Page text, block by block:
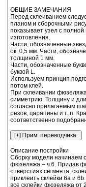
ОБЩИЕ ЗАМЕЧАНИЯ
Перед склеиванием
планом и сборочными
показывает узел с
изготовления.
Части, обозначенные
ок. 0,5 мм. Части,
толщиной 1 мм.
Части, обозначенные
буквой L.
Используем принцип
потом клей.
При склеивании
симметрию. Толщину и
согласно прилагаемым
резов, царапины и т. п.
соответственно
Описание постройки
Сборку модели начинаем с постройки мреднего (бомбового) сегмента фюзеляжа – ч.6. Придав форму и разместив концовки шпангоутов 6с в отверстиях сегмента, склеить его согласно рисунку 1. Изнутри приклеить склейки 6а и 6b. ВНИМАНИЕ!!! После того, как вырезали, все склейки фюзеляжа от 2а до 9а и 9b обозначить симметричной непрерывной линией с оборотной (без печати) стороны согласно рис.2. Закрыть сегмент шпангоутами 6d и 6e. Снизу склеенного сегмента разрезать обшивку в указанном месте, и слегка надрезая, отогнуть. Через отверстие шпангоута 6е вставить внутрь сегмента и приклеить над концовками шпангоута 6с перпендикулярно к оси шпангоутов 6d и 6e. Изнутри приклеить к обшивке сегмента и части 6f. Заклеить отверстие шпангоута 6е частью 6h согласно рис.4. Соединенные склейкой 5а сегменты 4 и 5 приклеить к сегменту 6. В месте соединения сегментов 4 и 5вклеить шпангоут 5b. ВНИМАНИЕ!!! Перед тем, как наклеивать на шпангоуты от 2b до 5b, проделать соответствующие разрезы с интервалами в 1 мм согласно рис.3. К сегменту 4 приклеить склейки 4a и шпангоут 4b. Дорезав, убрать лишний материал со шпангоута 5b. Места вклеивания, а также края и оборотную сторону шпангоута подкрасить соответственно подобранным цветом. Внутреннюю сторону сегментов оклеить частями 4с и 5с, а также 5g. К интерьеру, краю верхнего отверстия и обшивке сегментов 4 и 5 приделать заранее подготовленные и склеенные борта из ч.5d и 5e в форме угольника согласно рис.5. К склейкам 4а сегмента 4 приклеить сегмент 3. Склеив, убрать ненужный материал со шпангоута 4b и подобным же образом (как для шпангоута 5b) подкрасить. Далее внутреннюю сторону сегмента оклеить ч.3с. Внимание, части 1b, 2c, 3c, 4c в ходе оклеивания высунуть около полмиллиметра за край нижней части сегментов как рис.6. К шпангоуту 4b в указанные места приклеить прицел, сделанный из ч.4d и 4е. Сегмент 2, сделанный из ч.2, 2а, 2b и 2с склеить так же, как и сегмент 3. Сформовать и склеить сегмент 1. Лист сегмента изнутри упрочнить несколькими слоями клея или бесцветным лаком. Вклеить шпангоут 1а, затем соединить готовый сегмент с сегментом 2. Из соединенных сегментов убрать лишний материал со шпангоутов 3b и 2b, подкрасить и оклеить ч.1b. Вклеить оснащение кабины пилотов из заранее склеенных деталей и элементов, сделанных из частей от А1 до А32 согласно рис.15. В переднюю носовую часть фюзеляжа вклеить узел пулемета из частей от В1 до В4 снаружи ствола щиток ч.1с. Склеить ствол, свернув на проволоке толщиной ок. 0,4-0,5 мм. Сформовать сегмент 7, приклеить склейку 7а, изнутри обечайки отверстий и склейки 7а, а также нижний фрагмент. Сегменты подкрасить подобранным цветом. Вклеить остекления S1, S2, S3. Соединить между собой сегменты 6 и 7. Отформовать и оклеить внутреннюю часть сегмента 7 частями 7с. К ч.7d приклеить остекление S4 и ч.7е, готовый узел установить в сегмент согласно рис.7. Вклеить оснащение кабины из заранее склеенных деталей, собранных из частей от С1 до С7 и А25, в указанные места. Изнутри на клей установить пулемет, склеенный из частей от D1 до D8 без кронштейна D9, конец пулеметной ленты D8 в отверстие короба С6. Отверстие шпангоута 7b заклеить частью 7f с приклеенным к ней коробом С6 и частью D8 частью С7. Два последующих сегмента фюзеляжа собираем из ч.8, 9, склеек 8а, 9а и 9b, а также шпангоута 8b согласно рисункам 8 и 9. Указанные фрагменты обшивки сегмента 9 прорезать и, слегка надрезав, отогнуть. Над получившимся отверстием приклеить к шпангоуту 8b и обшивке сегмента ч.9с, формируя люк хвостового колеса. Несколько больше внимания следует обратить при складывании последнего сегмента фюзеляжа. Склеить каркас из частей от 10b до 10f. Готовый установить в сегменте 9. В ходе вклеивания следует обратить внимание на